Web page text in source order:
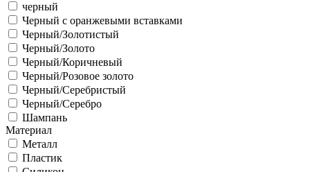
черный
Черный с оранжевыми вставками
Черный/Золотистый
Черный/Золото
Черный/Коричневый
Черный/Розовое золото
Черный/Серебристый
Черный/Серебро
Шампань
Материал
Металл
Пластик